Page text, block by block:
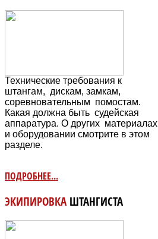
Технические требования к
штангам, дискам, замкам,
соревновательным помостам.
Какая должна быть судейская
аппаратура. О других материалах
и оборудовании смотрите в этом
разделе.
ПОДРОБНЕЕ...
ЭКИПИРОВКА ШТАНГИСТА